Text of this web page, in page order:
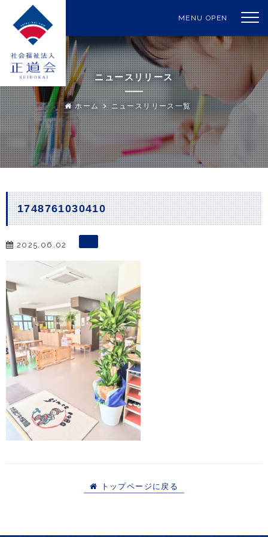
MENU OPEN
ニュースリリース
ホーム ニュースリリース一覧
1748761030410
2025.06.02
トップページに戻る